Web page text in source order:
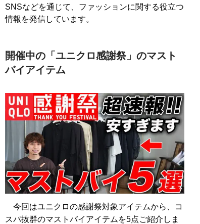
SNSなどを通じて、ファッションに関する役立つ
情報を発信しています。
開催中の「ユニクロ感謝祭」のマスト
バイアイテム
今回はユニクロの感謝祭対象アイテムから、コ
スパ抜群のマストバイアイテムを5点ご紹介しま